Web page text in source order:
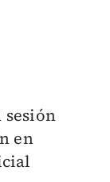
sesión
en